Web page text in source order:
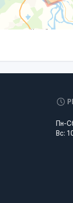
Пн-
Вс: